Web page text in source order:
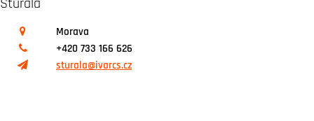
Morava
+420 733 166 626
sturala@ivarcs.cz